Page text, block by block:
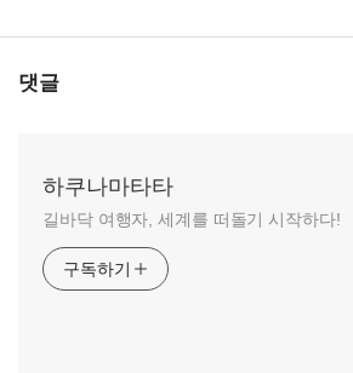
댓글
하쿠나마타타
길바닥 여행자, 세계를 떠돌기 시작하다!
구독하기